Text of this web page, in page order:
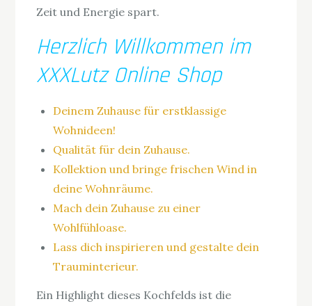
Zeit und Energie spart.
Herzlich Willkommen im
XXXLutz Online Shop
Deinem Zuhause für erstklassige
Wohnideen!
Qualität für dein Zuhause.
Kollektion und bringe frischen Wind in
deine Wohnräume.
Mach dein Zuhause zu einer
Wohlfühloase.
Lass dich inspirieren und gestalte dein
Trauminterieur.
Ein Highlight dieses Kochfelds ist die